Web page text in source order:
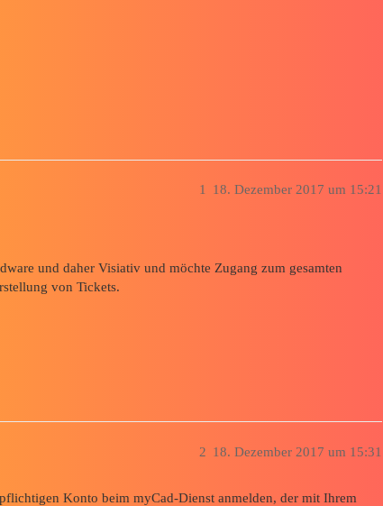
18. Dezember 2017 um 15:21
1
und daher Visiativ und möchte Zugang zum gesamten
von Tickets.
18. Dezember 2017 um 15:31
2
Konto beim myCad-Dienst anmelden, der mit Ihrem